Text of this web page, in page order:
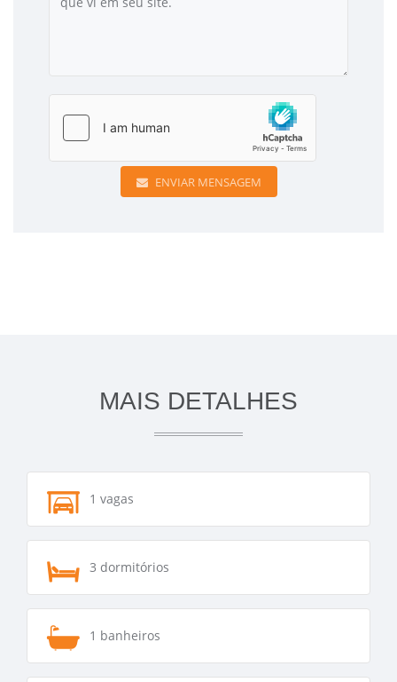
ENVIAR MENSAGEM
MAIS DETALHES
1 vagas
3 dormitórios
1 banheiros